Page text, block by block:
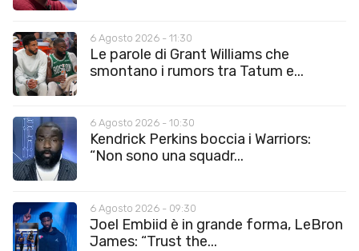
6 Agosto 2026 - 11:30
Le parole di Grant Williams che
smontano i rumors tra Tatum e...
6 Agosto 2026 - 10:30
Kendrick Perkins boccia i Warriors:
“Non sono una squadr...
6 Agosto 2026 - 09:30
Joel Embiid è in grande forma, LeBron
James: “Trust the...